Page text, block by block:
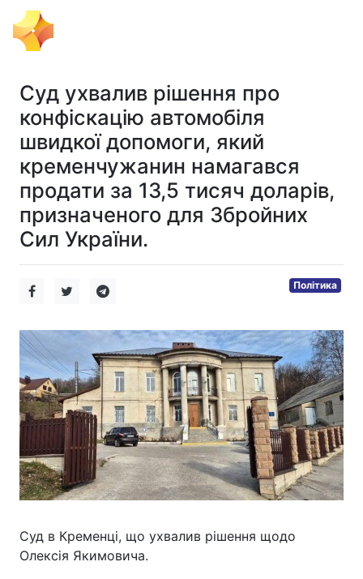
Суд ухвалив рішення про
конфіскацію автомобіля
швидкої допомоги, який
кременчужанин намагався
продати за 13,5 тисяч доларів,
призначеного для Збройних
Сил України.
Політика
Суд в Кременці, що ухвалив рішення щодо
Олексія Якимовича.